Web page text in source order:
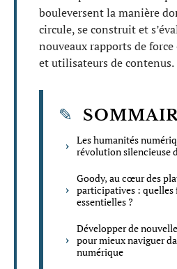
bouleversent la manière
circule, se construit et
nouveaux rapports de
et utilisateurs de contenus.
Les humanités
révolution silencieuse
Goody, au cœur des
participatives :
essentielles ?
Développer de
pour mieux naviguer
numérique